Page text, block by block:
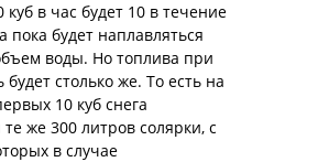
в час будет 10 в течение
пока будет наплавляться
воды. Но топлива при
будет столько же. То есть на
10 куб снега
те же 300 литров солярки, с
в случае